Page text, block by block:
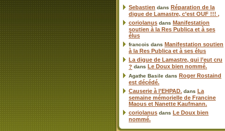
Sebastien dans Réparation de la
digue de Lamastre, c’est OUF !!! ,
coriolanus dans Manifestation
soutien à la Res Publica et à ses
élus
francois dans Manifestation soutien
à la Res Publica et à ses élus
La digue de Lamastre, qui l’eut cru
? dans Le Doux bien nommé.
Agathe Basile dans Roger Rostaind
est décédé.
Causerie à l’EHPAD. dans La
semaine mémorielle de Francine
Maous et Nanette Kaufmann.
coriolanus dans Le Doux bien
nommé.